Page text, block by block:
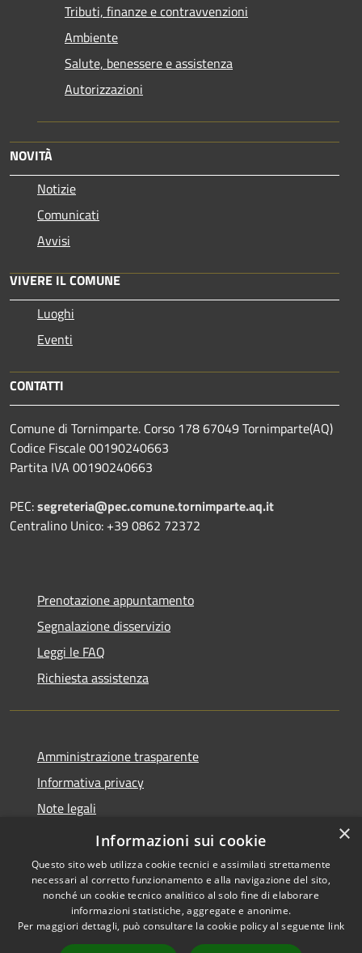
Tributi, finanze e contravvenzioni
Ambiente
Salute, benessere e assistenza
Autorizzazioni
NOVITÀ
Notizie
Comunicati
Avvisi
VIVERE IL COMUNE
Luoghi
Eventi
CONTATTI
Comune di Tornimparte. Corso 178 67049 Tornimparte(AQ)
Codice Fiscale 00190240663
Partita IVA 00190240663
PEC:segreteria@pec.comune.tornimparte.aq.it
Centralino Unico: +39 0862 72372
Prenotazione appuntamento
Segnalazione disservizio
Leggi le FAQ
Richiesta assistenza
Amministrazione trasparente
Informativa privacy
Note legali
Dichiarazione di accessibilità
Accessibilità
Copyright © 2026 • Comune di
Tornimparte • Powered by
×
Informazioni sui cookie
Questo sito web utilizza cookie tecnici e assimilati strettamente
necessari al corretto funzionamento e alla navigazione del sito,
nonché un cookie tecnico analitico al solo fine di elaborare
informazioni statistiche, aggregate e anonime.
Per maggiori dettagli, può consultare la cookie policy al seguente link